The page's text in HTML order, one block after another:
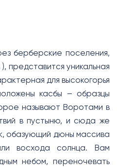
берберские поселения,
представится уникальная
для высокогорья
касбы – образцы
называют Воротами в
в пустыню, и сюда же
обазующий дюны массива
восхода солнца. Вам
небом, переночевать